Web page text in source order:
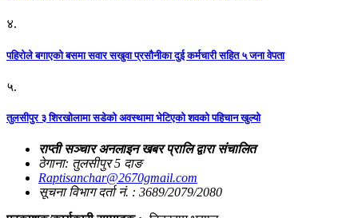
४.
पहिराेले बगाएकाे बसमा सवार सखुवा प्रसाैनीका दुई कर्मचारी सहित ५ जना वेपता
५.
तुलसीपुर ३ शिरखोलामा सडेको अवस्थामा भेटिएको शवको पहिचान खुल्यो
राप्ती सञ्चार अनलाइन खबर प्रालि द्वारा संचालित
ठेगाना: तुलसीपुर 5 दाङ
Raptisanchar@2670gmail.com
सूचना विभाग दर्ता नं. : 3689/2079/2080